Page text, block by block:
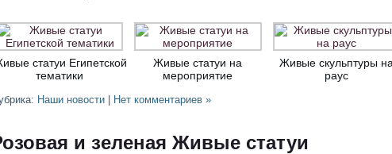
статуи Египетской
тематики
Живые статуи на
мероприятие
Живые скульптуры на
раус
Наши новости Нет комментариев »
и зеленая Живые статуи